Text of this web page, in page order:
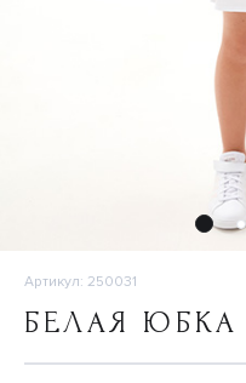
Артикул: 250031
БЕЛАЯ